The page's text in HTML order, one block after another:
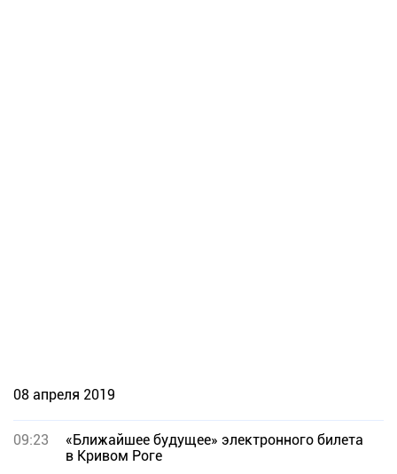
08 апреля 2019
09:23
«Ближайшее будущее» электронного билета
в Кривом Роге